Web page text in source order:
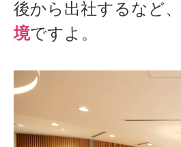
後から出社するなど、
境ですよ。